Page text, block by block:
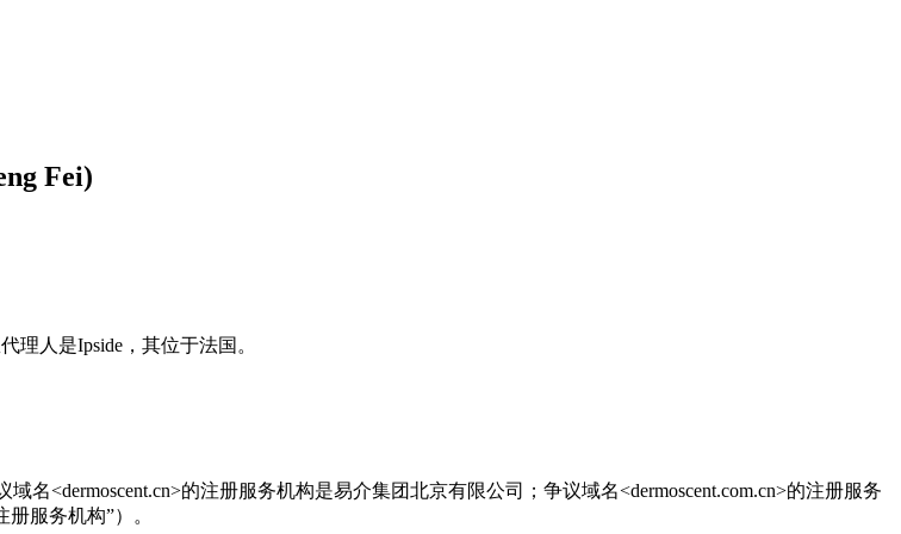
Fei)
理人是Ipside，其位于法国。
名<dermoscent.cn>的注册服务机构是易介集团北京有限公司；争议域名<dermoscent.com.cn>的注册服务
服务机构”）。